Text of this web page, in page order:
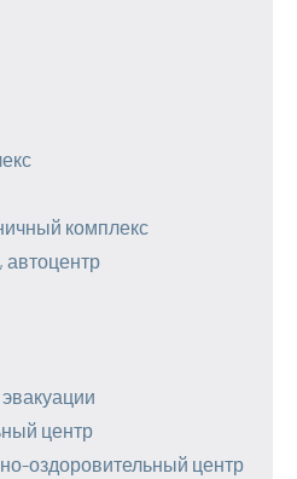
комплекс
автоцентр
центр
оздоровительный центр